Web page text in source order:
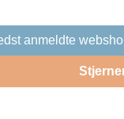
anmeldte